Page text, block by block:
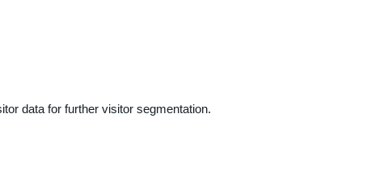
data for further visitor segmentation.